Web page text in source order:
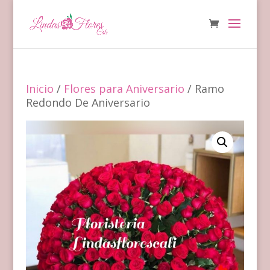
Inicio / Flores para Aniversario / Ramo
Redondo De Aniversario